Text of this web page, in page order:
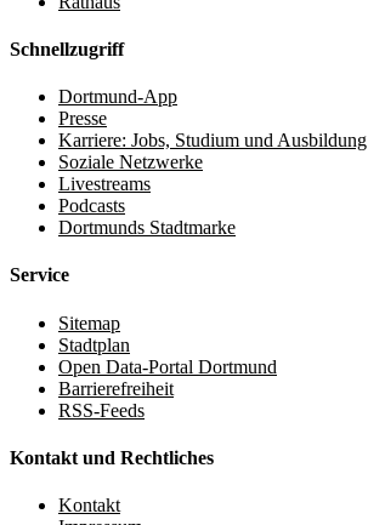
Schnellzugriff
Dortmund-App
Presse
Karriere: Jobs, Studium und Ausbildung
Soziale Netzwerke
Livestreams
Podcasts
Dortmunds Stadtmarke
Service
Sitemap
Stadtplan
Open Data-Portal Dortmund
Barrierefreiheit
RSS-Feeds
Kontakt und Rechtliches
Kontakt